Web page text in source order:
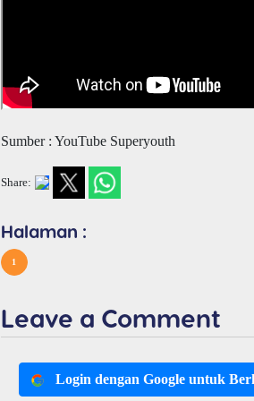
Sumber : YouTube Superyouth
Share:
Halaman :
1
Leave a Comment
Login dengan Google untuk